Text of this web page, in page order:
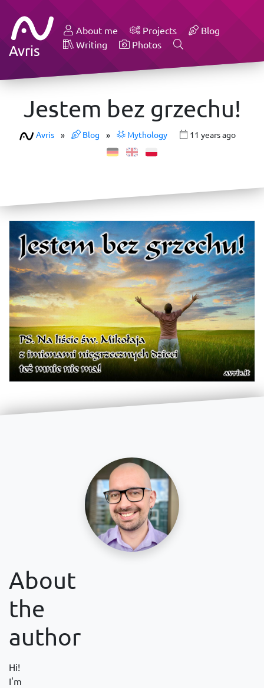
Avris
About me Projects
Blog
Writing
Photos
Jestem bez grzechu!
Avris » Blog » Mythology 11 years ago
About
the
author
Hi!
I'm